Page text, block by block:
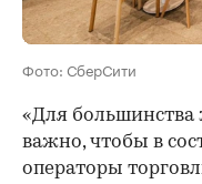
Фото: СберСити
«Для большинства
важно, чтобы в
операторы